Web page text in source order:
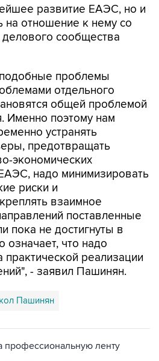
развитие ЕАЭС, но и
на отношение к нему со
сообщества
проблемы
отдельного
общей проблемой
Именно поэтому нам
устранять
предотвращать
экономических
надо минимизировать
риски и
взаимное
поставленные
пока не достигнуты в
что надо
практической реализации
- заявил Пашинян.
Пашинян
профессиональную ленту